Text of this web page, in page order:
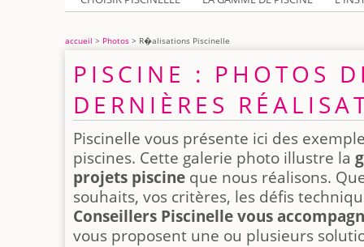
accueil > Photos > R�alisations Piscinelle
PISCINE : PHOTOS
DERNIÈRES
Piscinelle vous présente ici des
piscines. Cette galerie photo illustre la
projets piscine que nous réalisons.
souhaits, vos critères, les défis
Conseillers Piscinelle vous
vous proposent une ou plusieurs